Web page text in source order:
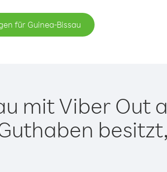
für Guinea-Bissau
mit Viber Out